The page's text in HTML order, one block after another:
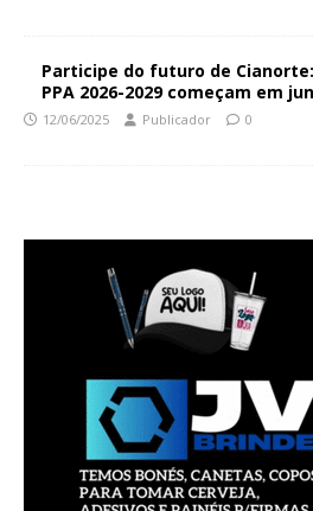
Participe do futuro de
PPA 2026-2029 começam em
12/06/2025 Publicador 0